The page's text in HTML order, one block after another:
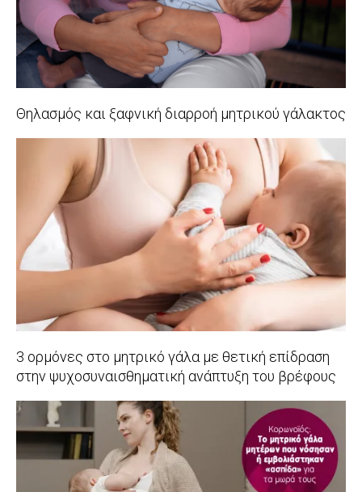
Θηλασμός και ξαφνική διαρροή μητρικού γάλακτος
2024-
3 ορμόνες στο μητρικό γάλα με θετική επίδραση
στην ψυχοσυναισθηματική ανάπτυξη του βρέφους
2022-
07-
13